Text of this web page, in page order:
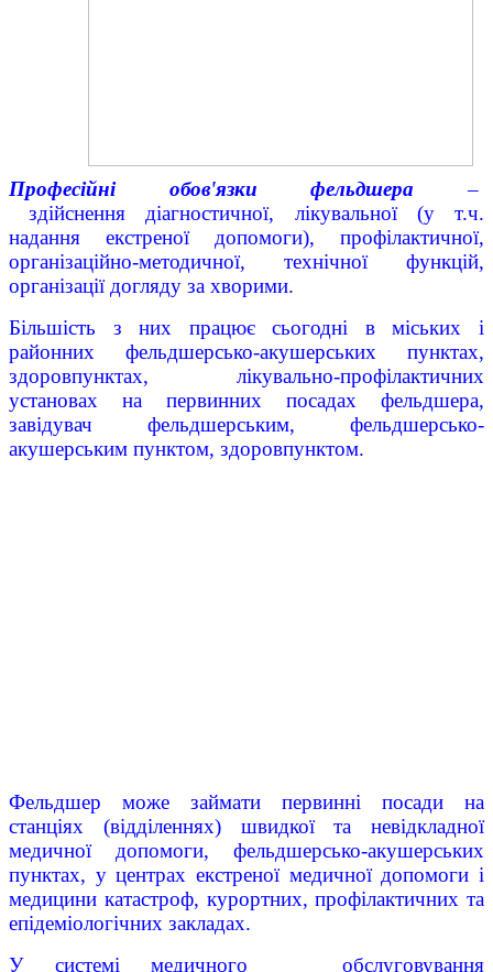
Професійні обов'язки фельдшера –
здійснення діагностичної, лікувальної (у т.ч.
надання екстреної допомоги), профілактичної,
організаційно-методичної, технічної функцій,
організації догляду за хворими.
Більшість з них працює сьогодні в міських і
районних фельдшерсько-акушерських пунктах,
здоровпунктах, лікувально-профілактичних
установах на первинних посадах фельдшера,
завідувач фельдшерським, фельдшерсько-
акушерським пунктом, здоровпунктом.
Фельдшер може займати первинні посади на
станціях (відділеннях) швидкої та невідкладної
медичної допомоги, фельдшерсько-акушерських
пунктах, у центрах екстреної медичної допомоги і
медицини катастроф, курортних, профілактичних та
епідеміологічних закладах.
У системі медичного обслуговування